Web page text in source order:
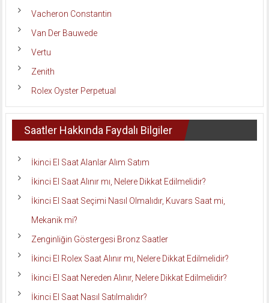
Vacheron Constantin
Van Der Bauwede
Vertu
Zenith
Rolex Oyster Perpetual
Saatler Hakkında Faydalı Bilgiler
İkinci El Saat Alanlar Alım Satım
İkinci El Saat Alınır mı, Nelere Dikkat Edilmelidir?
İkinci El Saat Seçimi Nasıl Olmalıdır, Kuvars Saat mi,
Mekanik mi?
Zenginliğin Göstergesi Bronz Saatler
İkinci El Rolex Saat Alınır mı, Nelere Dikkat Edilmelidir?
İkinci El Saat Nereden Alınır, Nelere Dikkat Edilmelidir?
İkinci El Saat Nasıl Satılmalıdır?